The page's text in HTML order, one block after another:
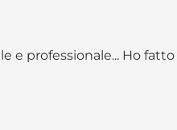
e professionale... Ho